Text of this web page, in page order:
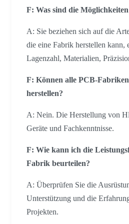
F: Was sind die
A: Sie beziehen sich auf die
die eine Fabrik herstellen kann,
Lagenzahl, Materialien,
F: Können alle PCB-
herstellen?
A: Nein. Die Herstellung von
Geräte und Fachkenntnisse.
F: Wie kann ich die
Fabrik beurteilen?
A: Überprüfen Sie die
Unterstützung und die
Projekten.